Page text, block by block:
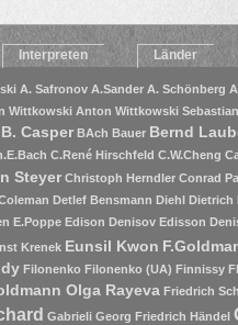
Interpreten Länder
A. Safronov A.Sander A. Schönberg
Wittkowski Anton Wittkowski
B. Casper BAch Bauer Bernd
C.René Hirschfeld C.W.Cheng
Steyer Christoph Herndler Conrad
Detlef Bensmann Diehl Dietrich
E.Poppe Edison Denisov Edisson
Krenek Eunsil Kwon
Filonenko Filonenko (UA) Finnissy
Olga Rayeva Friedrich
Gabrieli Georg Friedrich Händel